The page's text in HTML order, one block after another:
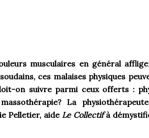
musculaires en général
ces malaises physiques
on suivre parmi ceux offerts :
La
Pelletier, aide Le Collectifà